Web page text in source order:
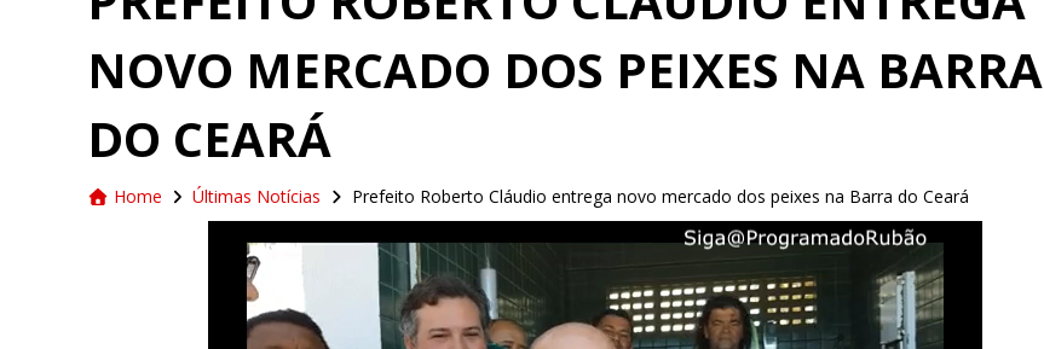
NOVO MERCADO DOS PEIXES NA BARRA
DO CEARÁ
Home Últimas Notícias
Prefeito Roberto Cláudio entrega novo mercado dos peixes na Barra do Ceará
vídeo